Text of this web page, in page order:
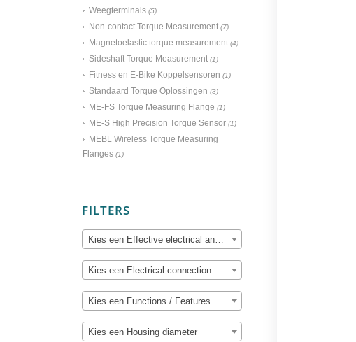
Weegterminals (5)
Non-contact Torque Measurement (7)
Magnetoelastic torque measurement (4)
Sideshaft Torque Measurement (1)
Fitness en E-Bike Koppelsensoren (1)
Standaard Torque Oplossingen (3)
ME-FS Torque Measuring Flange (1)
ME-S High Precision Torque Sensor (1)
MEBL Wireless Torque Measuring
Flanges (1)
FILTERS
Kies een Effective electrical angle of rotation
Kies een Electrical connection
Kies een Functions / Features
Kies een Housing diameter